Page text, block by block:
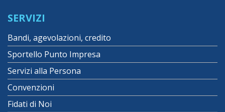
SERVIZI
Bandi, agevolazioni, credito
Sportello Punto Impresa
Servizi alla Persona
Convenzioni
Fidati di Noi